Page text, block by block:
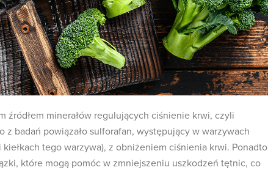
źródłem minerałów regulujących ciśnienie krwi, czyli
z badań powiązało sulforafan, występujący w warzywach
tego warzywa), z obniżeniem ciśnienia krwi. Ponadto
które mogą pomóc w zmniejszeniu uszkodzeń tętnic, co